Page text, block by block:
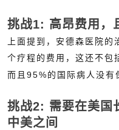
挑战1: 高昂费用，
上面提到，安德森医院
个疗程的费用，这还不包
而且95%的国际病人没
挑战2: 需要在美国
中美之间